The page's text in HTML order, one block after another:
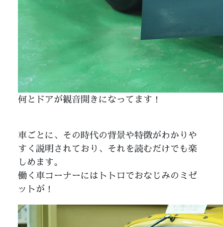
何とドアが観音開きになってます！
車ごとに、その時代の背景や特徴がわかりや
すく説明されており、それを読むだけでも楽
しめます。
働く車コーナーにはトトロでおなじみのミゼ
ットが！